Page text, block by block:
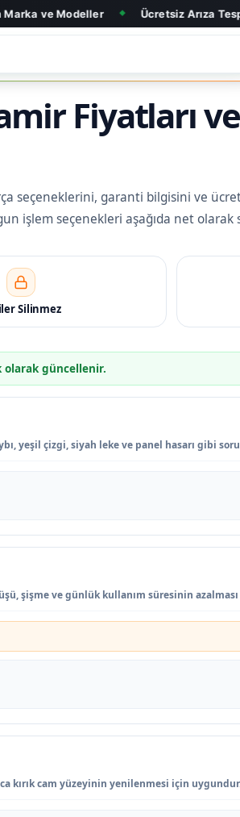
◆ Ücretsiz Arıza Tespit ◆ 6
Fiyatları ve
seçeneklerini, garanti bilgisini ve
işlem seçenekleri aşağıda net olarak
Silinmez
güncellenir.
yeşil çizgi, siyah leke ve panel hasarı gibi
şişme ve günlük kullanım süresinin
kırık cam yüzeyinin yenilenmesi için